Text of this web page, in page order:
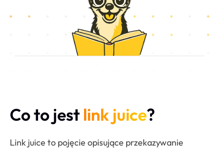
Co to jest link juice?
Link juice to pojęcie opisujące przekazywanie